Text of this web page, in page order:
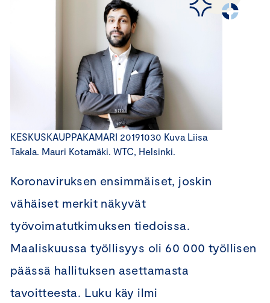
KESKUSKAUPPAKAMARI 20191030 Kuva Liisa
Takala. Mauri Kotamäki. WTC, Helsinki.
Koronaviruksen ensimmäiset, joskin
vähäiset merkit näkyvät
työvoimatutkimuksen tiedoissa.
Maaliskuussa työllisyys oli 60 000 työllisen
päässä hallituksen asettamasta
tavoitteesta. Luku käy ilmi